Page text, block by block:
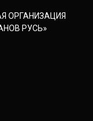
ОРГАНИЗАЦИЯ
РУСЬ»